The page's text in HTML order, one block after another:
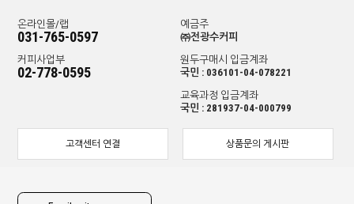
온라인몰/랩
031-765-0597
커피사업부
02-778-0595
예금주
㈜전광수커피
원두구매시 입금계좌
국민 : 036101-04-078221
교육과정 입금계좌
국민 : 281937-04-000799
고객센터 연결 상품문의 게시판